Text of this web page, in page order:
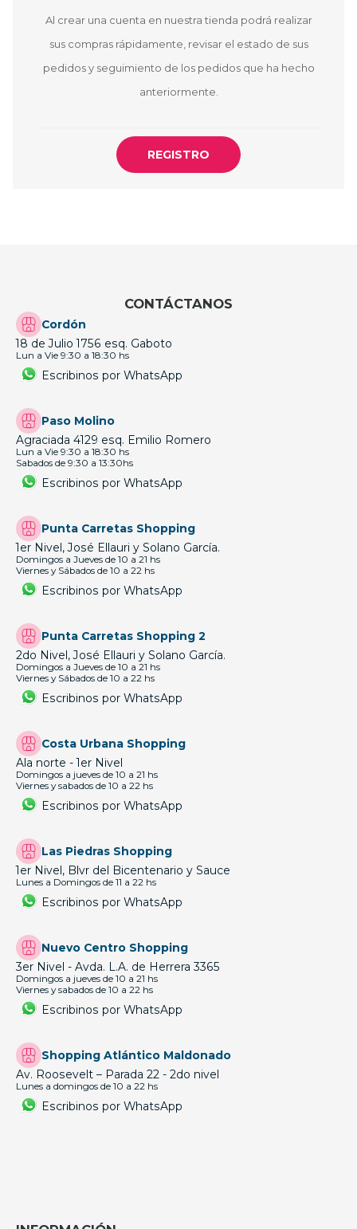
Al crear una cuenta en nuestra tienda podrá realizar
sus compras rápidamente, revisar el estado de sus
pedidos y seguimiento de los pedidos que ha hecho
anteriormente.
CONTÁCTANOS
Cordón
18 de Julio 1756 esq. Gaboto
Lun a Vie 9:30 a 18:30 hs
Escribinos por WhatsApp
Paso Molino
Agraciada 4129 esq. Emilio Romero
Lun a Vie 9:30 a 18:30 hs
Sabados de 9:30 a 13:30hs
Escribinos por WhatsApp
Punta Carretas Shopping
1er Nivel, José Ellauri y Solano García.
Domingos a Jueves de 10 a 21 hs
Viernes y Sábados de 10 a 22 hs
Escribinos por WhatsApp
Punta Carretas Shopping 2
2do Nivel, José Ellauri y Solano García.
Domingos a Jueves de 10 a 21 hs
Viernes y Sábados de 10 a 22 hs
Escribinos por WhatsApp
Costa Urbana Shopping
Ala norte - 1er Nivel
Domingos a jueves de 10 a 21 hs
Viernes y sabados de 10 a 22 hs
Escribinos por WhatsApp
Las Piedras Shopping
1er Nivel, Blvr del Bicentenario y Sauce
Lunes a Domingos de 11 a 22 hs
Escribinos por WhatsApp
Nuevo Centro Shopping
3er Nivel - Avda. L.A. de Herrera 3365
Domingos a jueves de 10 a 21 hs
Viernes y sabados de 10 a 22 hs
Escribinos por WhatsApp
Shopping Atlántico Maldonado
Av. Roosevelt – Parada 22 - 2do nivel
Lunes a domingos de 10 a 22 hs
Escribinos por WhatsApp